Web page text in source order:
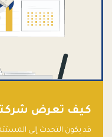
كيف تعرض
قد يكون التحدث إلى